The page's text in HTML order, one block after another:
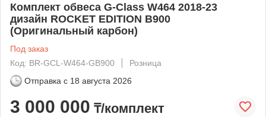
Комплект обвеса G-Class W464 2018-23
дизайн ROCKET EDITION B900
(Оригинальный карбон)
Под заказ
Код: BR-GCL-W464-GB900
Розница
Отправка с 18 августа 2026
3 000 000 ₸/комплект